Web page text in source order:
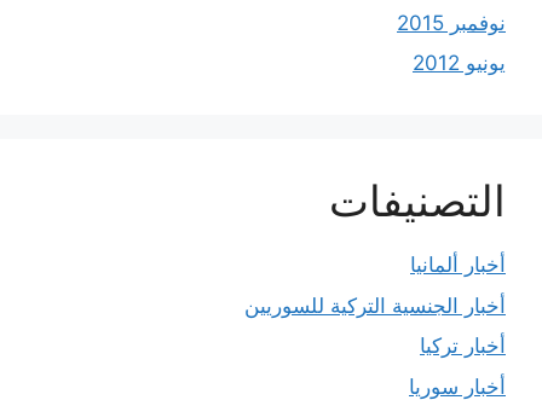
نوفمبر 2015
يونيو 2012
التصنيفات
أخبار ألمانيا
أخبار الجنسية التركية للسوريين
أخبار تركيا
أخبار سوريا